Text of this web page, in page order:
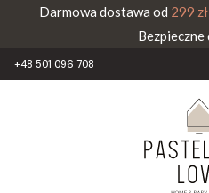
Darmowa dostawa od 299 zł
Bezpieczne
+48 501 096 708